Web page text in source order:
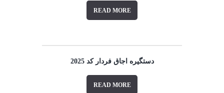
READ MORE
دستگیره اجاق فردار کد 2025
READ MORE